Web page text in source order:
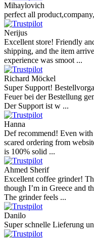
Mihaylovich
perfect all
Nerijus
Excellent store! Friendly
shipping, and the item
experience was smoot ...
Richard Möckel
Super Support!
Feuer bei der Bestellung
Der Support ist w ...
Hanna
Def recommend! Even
scared ordering from
is 100% solid ...
Ahmed Sherif
Excellent coffee grinder!
though I’m in Greece and
The grinder feels ...
Danilo
Super schnelle Lieferung